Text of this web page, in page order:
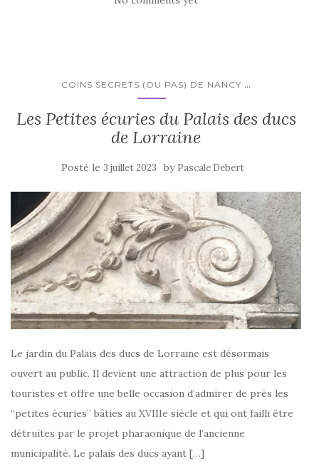
COINS SECRETS (OU PAS) DE NANCY ...
Les Petites écuries du Palais des ducs
de Lorraine
Posté le 3 juillet 2023 by Pascale Debert
Le jardin du Palais des ducs de Lorraine est désormais
ouvert au public. Il devient une attraction de plus pour les
touristes et offre une belle occasion d’admirer de près les
“petites écuries” bâties au XVIIIe siècle et qui ont failli être
détruites par le projet pharaonique de l’ancienne
municipalité. Le palais des ducs ayant […]